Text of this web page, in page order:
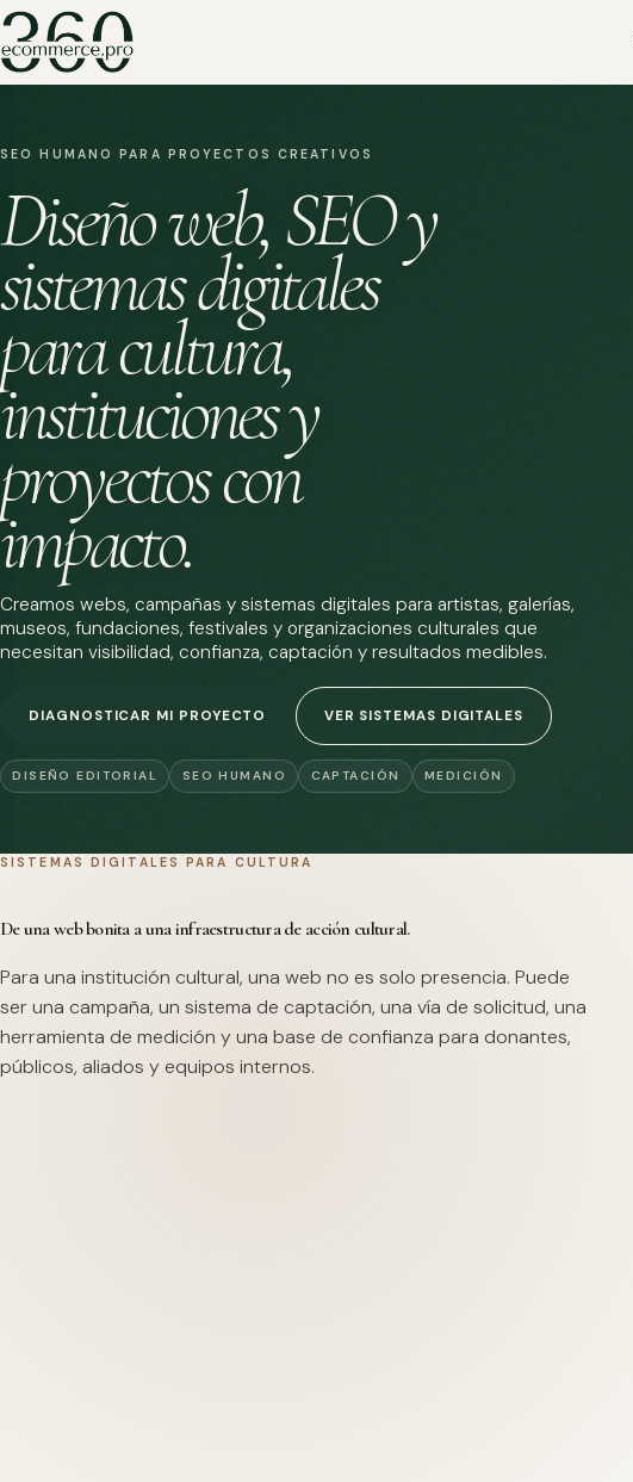
SEO HUMANO PARA PROYECTOS CREATIVOS
Diseño web, SEO y
sistemas digitales
para cultura,
instituciones y
proyectos con
impacto.
Creamos webs, campañas y sistemas digitales para artistas, galerías,
museos, fundaciones, festivales y organizaciones culturales que
necesitan visibilidad, confianza, captación y resultados medibles.
DIAGNOSTICAR MI PROYECTO VER SISTEMAS DIGITALES
DISEÑO EDITORIAL SEO HUMANO CAPTACIÓN MEDICIÓN
SISTEMAS DIGITALES PARA CULTURA
De una web bonita a una infraestructura de acción cultural.
Para una institución cultural, una web no es solo presencia. Puede
ser una campaña, un sistema de captación, una vía de solicitud, una
herramienta de medición y una base de confianza para donantes,
públicos, aliados y equipos internos.